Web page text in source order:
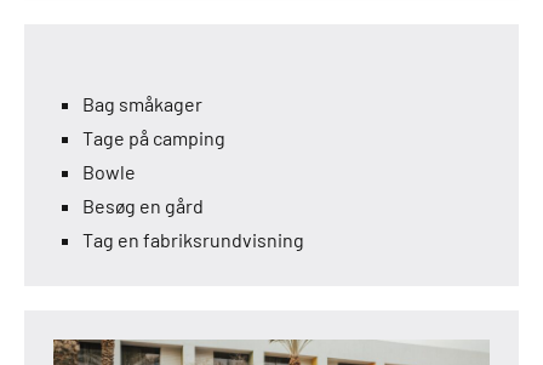
Bag småkager
Tage på camping
Bowle
Besøg en gård
Tag en fabriksrundvisning